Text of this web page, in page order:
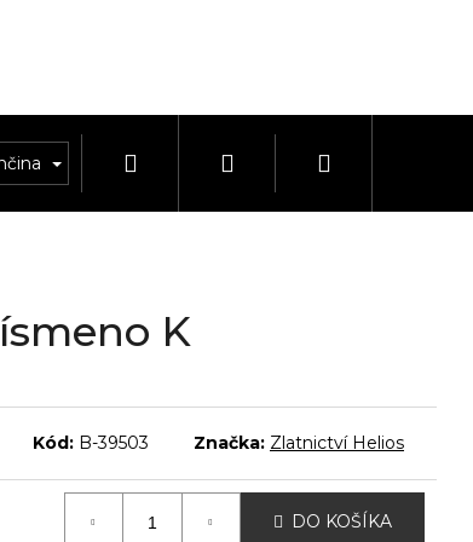
HODINKY A REMIENKY HODINY A
Hľadať PrihlásenieNákupný
košík
K
Kód: B-39503 Značka: Zlatnictví Helios
DO KOŠÍKA